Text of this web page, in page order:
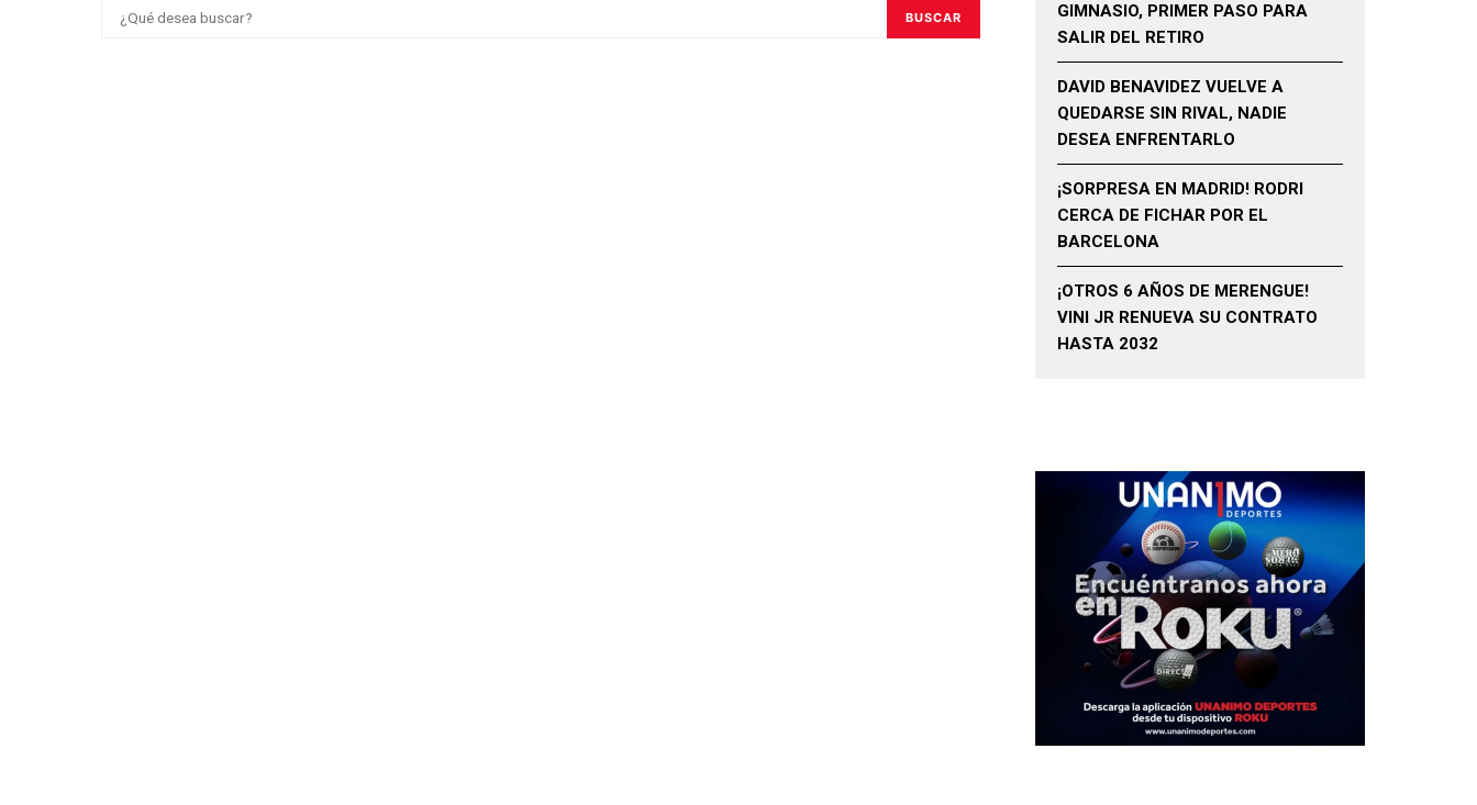
BUSCAR
GIMNASIO, PRIMER PASO PARA
SALIR DEL RETIRO
DAVID BENAVIDEZ VUELVE A
QUEDARSE SIN RIVAL, NADIE
DESEA ENFRENTARLO
¡SORPRESA EN MADRID! RODRI
CERCA DE FICHAR POR EL
BARCELONA
¡OTROS 6 AÑOS DE MERENGUE!
VINI JR RENUEVA SU CONTRATO
HASTA 2032